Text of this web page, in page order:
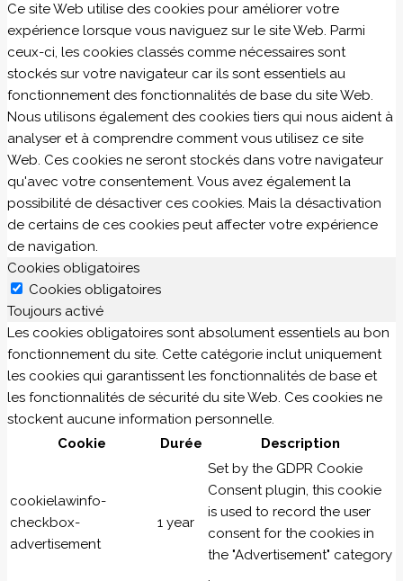
Ce site Web utilise des cookies pour améliorer votre
expérience lorsque vous naviguez sur le site Web. Parmi
ceux-ci, les cookies classés comme nécessaires sont
stockés sur votre navigateur car ils sont essentiels au
fonctionnement des fonctionnalités de base du site Web.
Nous utilisons également des cookies tiers qui nous aident à
analyser et à comprendre comment vous utilisez ce site
Web. Ces cookies ne seront stockés dans votre navigateur
qu'avec votre consentement. Vous avez également la
possibilité de désactiver ces cookies. Mais la désactivation
de certains de ces cookies peut affecter votre expérience
de navigation.
Cookies obligatoires
Cookies obligatoires
Toujours activé
Les cookies obligatoires sont absolument essentiels au bon
fonctionnement du site. Cette catégorie inclut uniquement
les cookies qui garantissent les fonctionnalités de base et
les fonctionnalités de sécurité du site Web. Ces cookies ne
stockent aucune information personnelle.
Cookie
Durée Description
cookielawinfo-
checkbox-
advertisement
1 year
Set by the GDPR Cookie
Consent plugin, this cookie
is used to record the user
consent for the cookies in
the "Advertisement" category
.